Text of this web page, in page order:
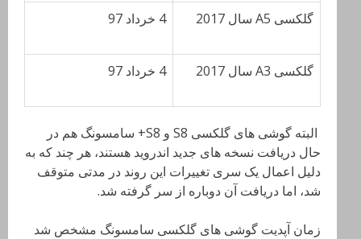
گلکسی A5 سال 2017 4 خرداد 97
گلکسی A3 سال 2017 4 خرداد 97
البته گوشی های گلکسی S8 و S8+ سامسونگ هم در
حال دریافت نسخه های جدید اندروید هستند، هر چند که به
دلیل اعمال یک سری تغییرات این روند در مدتی متوقف
شد، اما دریافت آن دوباره از سر گرفته شد.
زمان آپدیت گوشی های گلکسی سامسونگ مشخص شد